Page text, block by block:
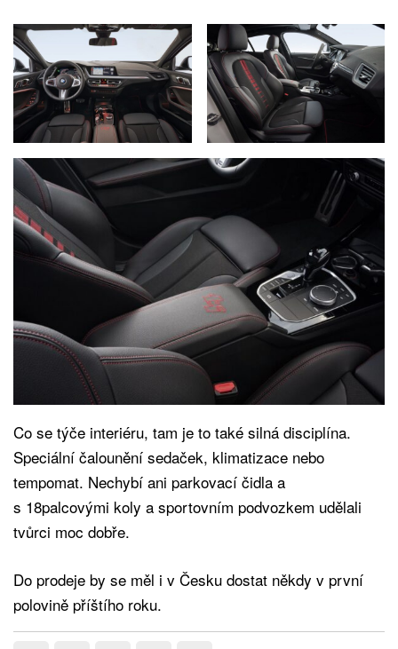
Co se týče interiéru, tam je to také silná disciplína.
Speciální čalounění sedaček, klimatizace nebo
tempomat. Nechybí ani parkovací čidla a
s 18palcovými koly a sportovním podvozkem udělali
tvůrci moc dobře.
Do prodeje by se měl i v Česku dostat někdy v první
polovině příštího roku.